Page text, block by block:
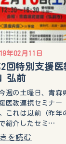
年02月11日
回特別支援
弘前
週の土曜日、青森
医教連携セミナ
これは以前（昨年
紹介したセミ…
を読む